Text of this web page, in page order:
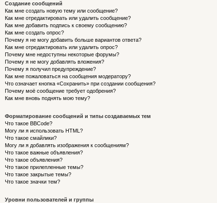
Создание сообщений
Как мне создать новую тему или сообщение?
Как мне отредактировать или удалить сообщение?
Как мне добавить подпись к своему сообщению?
Как мне создать опрос?
Почему я не могу добавить больше вариантов ответа?
Как мне отредактировать или удалить опрос?
Почему мне недоступны некоторые форумы?
Почему я не могу добавлять вложения?
Почему я получил предупреждение?
Как мне пожаловаться на сообщения модератору?
Что означает кнопка «Сохранить» при создании сообщения?
Почему моё сообщение требует одобрения?
Как мне вновь поднять мою тему?
Форматирование сообщений и типы создаваемых тем
Что такое BBCode?
Могу ли я использовать HTML?
Что такое смайлики?
Могу ли я добавлять изображения к сообщениям?
Что такое важные объявления?
Что такое объявления?
Что такое прилепленные темы?
Что такое закрытые темы?
Что такое значки тем?
Уровни пользователей и группы